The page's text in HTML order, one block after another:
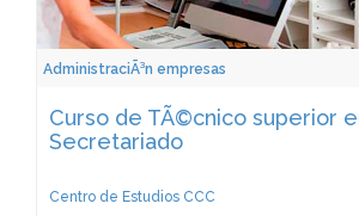
AdministraciÃ³n empresas
Curso de TÃ©cnico superior
Secretariado
Centro de Estudios CCC